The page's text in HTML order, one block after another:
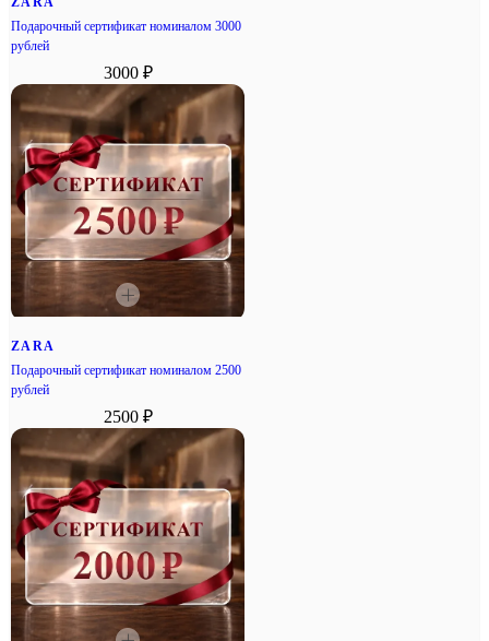
Подарочный сертификат номиналом 3000
рублей
3000 ₽
ZARA
Подарочный сертификат номиналом 2500
рублей
2500 ₽